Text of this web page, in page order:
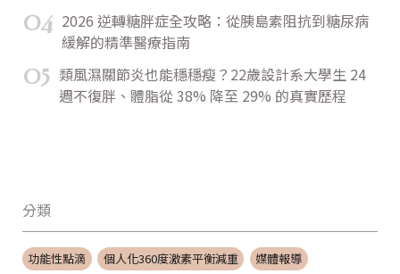
04 2026 逆轉糖胖症全攻略：從胰島素阻抗到糖尿病
緩解的精準醫療指南
05 類風濕關節炎也能穩穩瘦？22歲設計系大學生 24
週不復胖、體脂從 38% 降至 29% 的真實歷程
分類
功能性點滴 個人化360度激素平衡減重 媒體報導